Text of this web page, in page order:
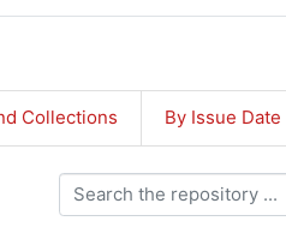
Collections By Issue Date